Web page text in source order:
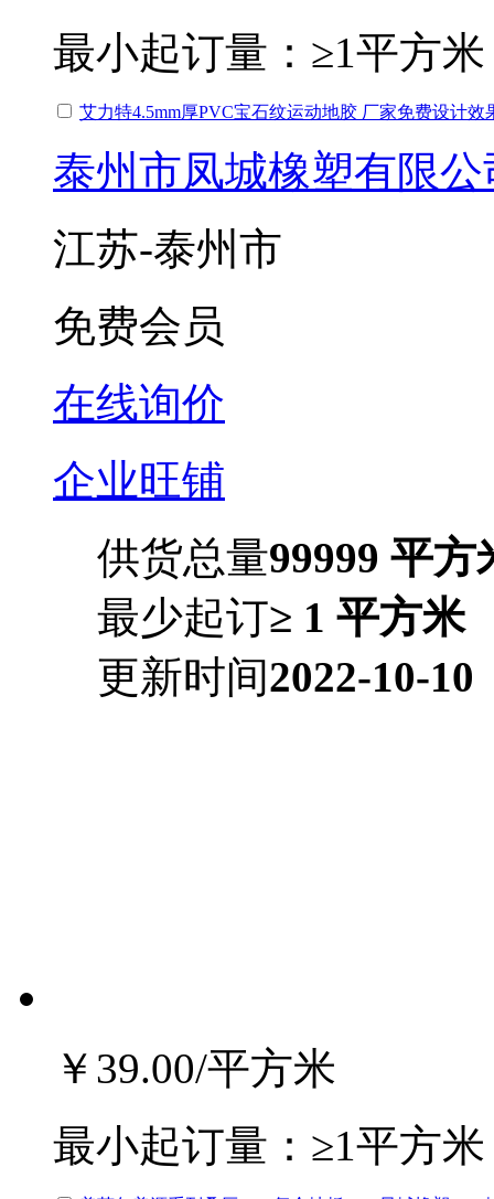
最小起订量： ≥1平方米
艾力特4.5mm厚PVC宝石纹运动地胶 厂家免费设计效
泰州市凤城橡塑有限公
江苏-泰州市
免费会员
在线询价
企业旺铺
供货总量99999 平方
最少起订≥ 1 平方米
更新时间2022-10-10
￥39.00/平方米
最小起订量： ≥1平方米